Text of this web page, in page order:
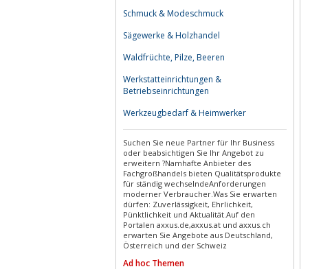
Schmuck & Modeschmuck
Sägewerke & Holzhandel
Waldfrüchte, Pilze, Beeren
Werkstatteinrichtungen &
Betriebseinrichtungen
Werkzeugbedarf & Heimwerker
Suchen Sie neue Partner für Ihr Business
oder beabsichtigen Sie Ihr Angebot zu
erweitern ?Namhafte Anbieter des
Fachgroßhandels bieten Qualitätsprodukte
für ständig wechselndeAnforderungen
moderner Verbraucher.Was Sie erwarten
dürfen: Zuverlässigkeit, Ehrlichkeit,
Pünktlichkeit und Aktualität.Auf den
Portalen axxus.de,axxus.at und axxus.ch
erwarten Sie Angebote aus Deutschland,
Österreich und der Schweiz
Ad hoc Themen